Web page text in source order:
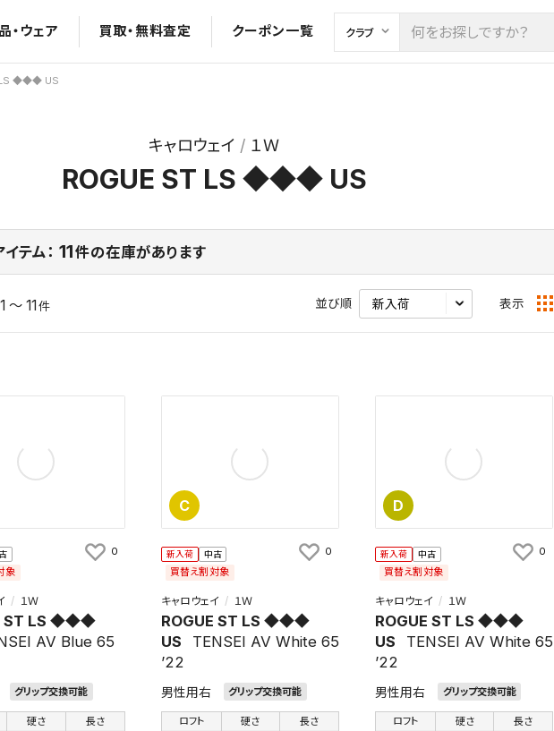
・ウェア 買取・無料査定 クーポン一覧
LS ◆◆◆ US
キャロウェイ １Ｗ
ROGUE ST LS ◆◆◆ US
テム： 11件の在庫があります
1 ～ 11 件 並び順 表示
象
１Ｗ
ST LS ◆◆◆
AV Blue 65
グリップ交換可能
硬さ 長さ
0
C
新入荷 中古
買替え割対象
キャロウェイ １Ｗ
ROGUE ST LS ◆◆◆
US
TENSEI AV White 65
’22
男性用右 グリップ交換可能
ロフト 硬さ 長さ
0
D
新入荷 中古
買替え割対象
キャロウェイ １Ｗ
ROGUE ST LS ◆◆◆
US
TENSEI AV White 65
’22
男性用右 グリップ交換可能
ロフト 硬さ 長さ
0